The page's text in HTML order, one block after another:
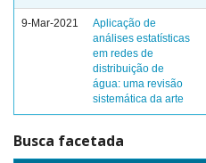
9-Mar-2021
Aplicação de
análises estatísticas
em redes de
distribuição de
água: uma revisão
sistemática da arte
Busca facetada